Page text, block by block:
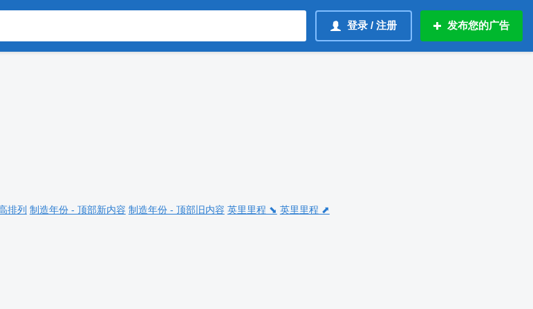
登录 / 注册 发布您的广告
排列 制造年份 - 顶部新内容 制造年份 - 顶部旧内容 英里里程 ⬊ 英里里程 ⬈